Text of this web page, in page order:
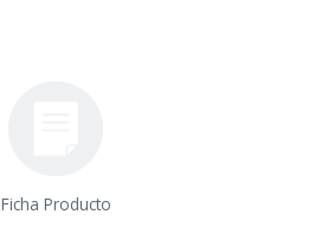
Ficha Producto